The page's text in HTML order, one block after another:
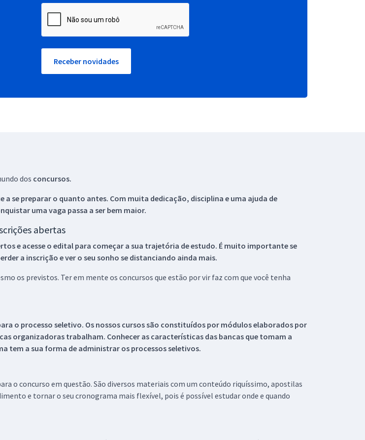
Receber novidades
dos concursos.
a se preparar o quanto antes. Com muita dedicação, disciplina e uma ajuda de
uma vaga passa a ser bem maior.
abertas
e acesse o edital para começar a sua trajetória de estudo. É muito importante se
a inscrição e ver o seu sonho se distanciando ainda mais.
os previstos. Ter em mente os concursos que estão por vir faz com que você tenha
o processo seletivo. Os nossos cursos são constituídos por módulos elaborados por
organizadoras trabalham. Conhecer as características das bancas que tomam a
tem a sua forma de administrar os processos seletivos.
o concurso em questão. São diversos materiais com um conteúdo riquíssimo, apostilas
e tornar o seu cronograma mais flexível, pois é possível estudar onde e quando